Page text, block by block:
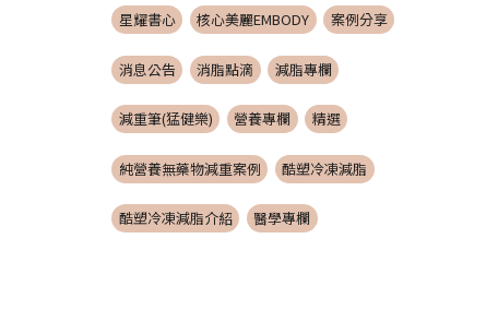
星耀書心 核心美麗EMBODY 案例分享
消息公告 消脂點滴 減脂專欄
減重筆(猛健樂) 營養專欄 精選
純營養無藥物減重案例 酷塑冷凍減脂
酷塑冷凍減脂介紹 醫學專欄